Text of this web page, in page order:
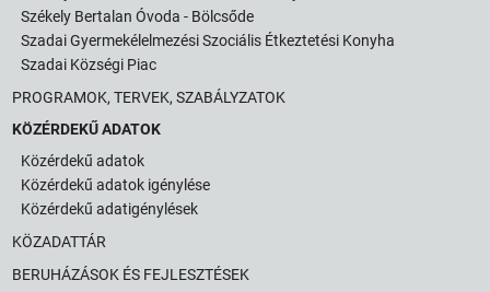
Székely Bertalan Óvoda - Bölcsőde
Szadai Gyermekélelmezési Szociális Étkeztetési Konyha
Szadai Községi Piac
PROGRAMOK, TERVEK, SZABÁLYZATOK
KÖZÉRDEKŰ ADATOK
Közérdekű adatok
Közérdekű adatok igénylése
Közérdekű adatigénylések
KÖZADATTÁR
BERUHÁZÁSOK ÉS FEJLESZTÉSEK